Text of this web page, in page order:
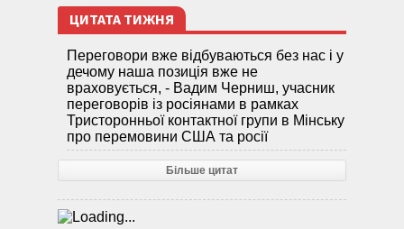
ЦИТАТА ТИЖНЯ
Переговори вже відбуваються без нас і у
дечому наша позиція вже не
враховується, - Вадим Черниш, учасник
переговорів із росіянами в рамках
Тристоронньої контактної групи в Мінську
про перемовини США та росії
Більше цитат